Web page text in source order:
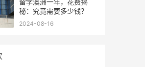
留学澳洲一年，花费揭
秘：究竟需要多少钱？
2024-08-16